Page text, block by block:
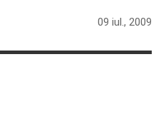
09 iul., 2009